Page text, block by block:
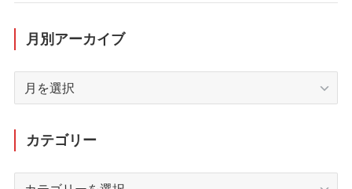
月別アーカイブ
イ
カテゴリー